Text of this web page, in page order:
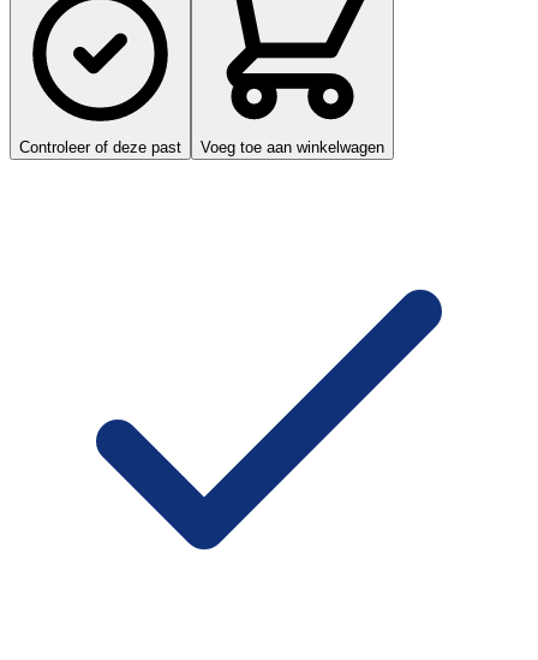
Controleer of deze past Voeg toe aan winkelwagen